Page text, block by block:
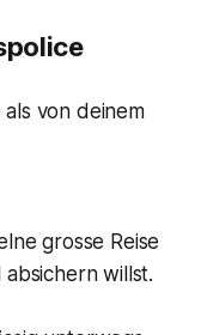
von deinem
grosse Reise
willst.